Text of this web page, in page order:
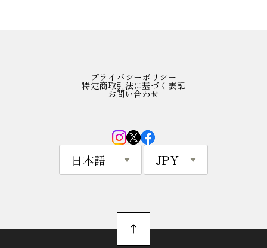
プライバシーポリシー
特定商取引法に基づく表記
お問い合わせ